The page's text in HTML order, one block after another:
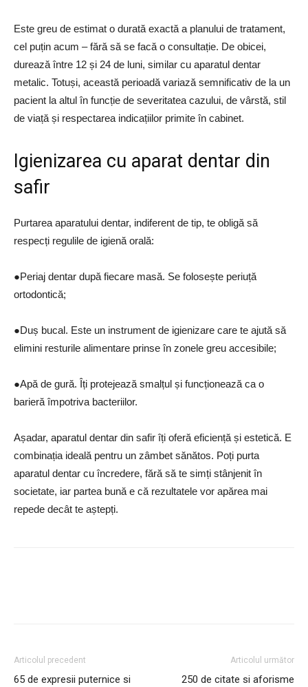
Este greu de estimat o durată exactă a planului de tratament,
cel puțin acum – fără să se facă o consultație. De obicei,
durează între 12 și 24 de luni, similar cu aparatul dentar
metalic. Totuși, această perioadă variază semnificativ de la un
pacient la altul în funcție de severitatea cazului, de vârstă, stil
de viață și respectarea indicațiilor primite în cabinet.
Igienizarea cu aparat dentar din
safir
Purtarea aparatului dentar, indiferent de tip, te obligă să
respecți regulile de igienă orală:
●Periaj dentar după fiecare masă. Se folosește periuță
ortodontică;
●Duș bucal. Este un instrument de igienizare care te ajută să
elimini resturile alimentare prinse în zonele greu accesibile;
●Apă de gură. Îți protejează smalțul și funcționează ca o
barieră împotriva bacteriilor.
Așadar, aparatul dentar din safir îți oferă eficiență și estetică. E
combinația ideală pentru un zâmbet sănătos. Poți purta
aparatul dentar cu încredere, fără să te simți stânjenit în
societate, iar partea bună e că rezultatele vor apărea mai
repede decât te aștepți.
Articolul precedent
65 de expresii puternice si
Articolul următor
250 de citate si aforisme